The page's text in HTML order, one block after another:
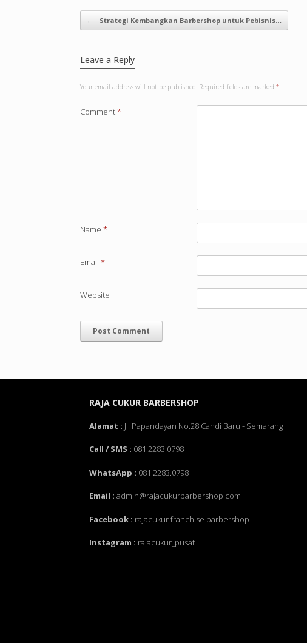
← Strategi Kembangkan Barbershop untuk Pebisnis…
Leave a Reply
Your email address will not be published. Required fields are marked *
Comment*
Name *
Email *
Website
RAJA CUKUR BARBERSHOP
Alamat : Jl. Papandayan No.28 Candi Baru - Semarang
Call / SMS : 081.2283.0798
WhatsApp : 081.2283.0798
Email : admin@rajacukurbarbershop.com
Facebook : rajacukur franchise barbershop
Instagram : rajacukur_pusat